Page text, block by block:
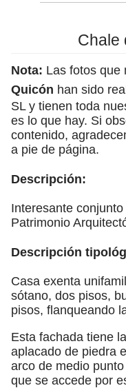
Chale
Nota: Las fotos que
Quicón han sido
SL y tienen toda
es lo que hay. Si
contenido,
a pie de página.
Descripción:
Interesante
Patrimonio
Descripción
Casa exenta
sótano, dos pisos,
pisos, flanqueando
Esta fachada tiene
aplacado de piedra
arco de medio
que se accede por